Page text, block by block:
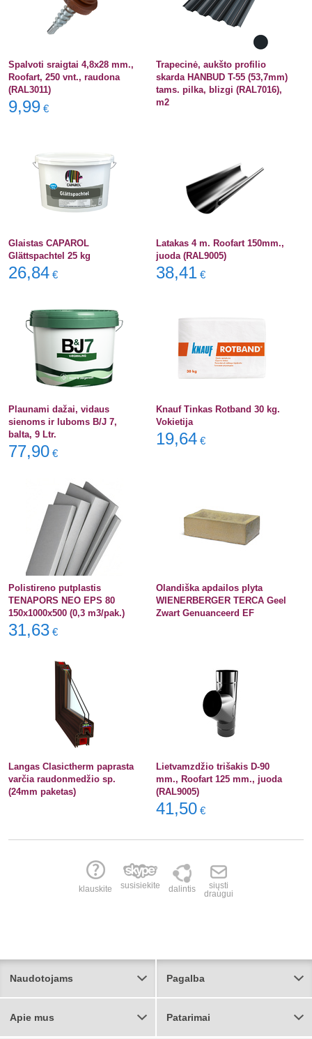
Spalvoti sraigtai 4,8x28 mm.,
Roofart, 250 vnt., raudona
(RAL3011)
9,99 €
Trapecinė, aukšto profilio
skarda HANBUD T-55 (53,7mm)
tams. pilka, blizgi (RAL7016),
m2
Glaistas CAPAROL
Glättspachtel 25 kg
26,84 €
Latakas 4 m. Roofart 150mm.,
juoda (RAL9005)
38,41 €
Plaunami dažai, vidaus
sienoms ir luboms B/J 7,
balta, 9 Ltr.
77,90 €
Knauf Tinkas Rotband 30 kg.
Vokietija
19,64 €
Polistireno putplastis
TENAPORS NEO EPS 80
150x1000x500 (0,3 m3/pak.)
31,63 €
Olandiška apdailos plyta
WIENERBERGER TERCA Geel
Zwart Genuanceerd EF
Langas Clasictherm paprasta
varčia raudonmedžio sp.
(24mm paketas)
Lietvamzdžio trišakis D-90
mm., Roofart 125 mm., juoda
(RAL9005)
41,50 €
klauskite susisiekite dalintis
siųsti
draugui
Naudotojams Pagalba
Apie mus Patarimai